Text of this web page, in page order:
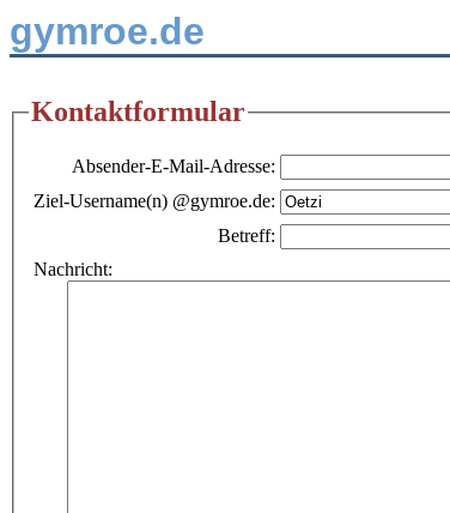
gymroe.de
Kontaktformular
Absender-E-Mail-Adresse:
Ziel-Username(n) @gymroe.de:
Betreff:
Nachricht: